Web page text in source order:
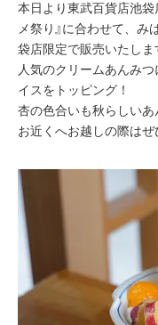
本日より東武百貨店池袋
メ祭り』に合わせて、み
袋店限定で販売いたしま
人気のクリームあんみ
イスをトッピング！
杏の色合いも秋らしいあ
お近くへお越しの際はぜ